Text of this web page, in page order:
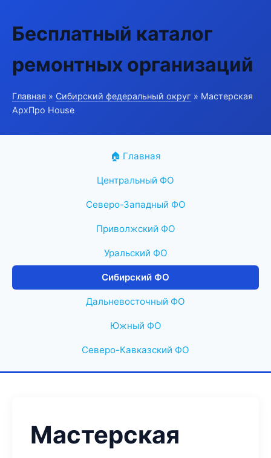
Бесплатный каталог
ремонтных организаций
Главная » Сибирский федеральный округ » Мастерская
АрхПро House
🏠 Главная
Центральный ФО
Северо-Западный ФО
Приволжский ФО
Уральский ФО
Сибирский ФО
Дальневосточный ФО
Южный ФО
Северо-Кавказский ФО
Мастерская